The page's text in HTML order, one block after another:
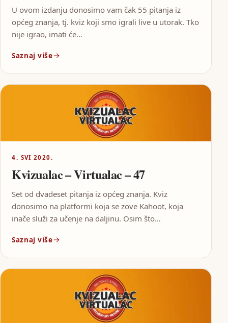
U ovom izdanju donosimo vam čak 55 pitanja iz
općeg znanja, tj. kviz koji smo igrali live u utorak. Tko
nije igrao, imati će…
Saznaj više
4. SVI 2020.
Kvizualac – Virtualac – 47
Set od dvadeset pitanja iz općeg znanja. Kviz
donosimo na platformi koja se zove Kahoot, koja
inače služi za učenje na daljinu. Osim što…
Saznaj više